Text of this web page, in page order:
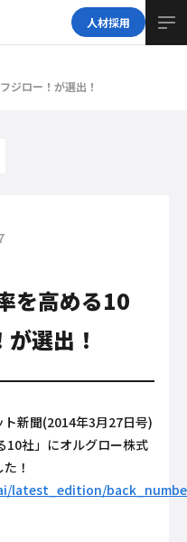
人材採用
ジロー！が選出！
を高める10
選出！
新聞(2014年3月27日号)
10社」にオルグロー株式
！
latest_edition/